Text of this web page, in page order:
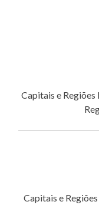
Capitais e
Capitais e